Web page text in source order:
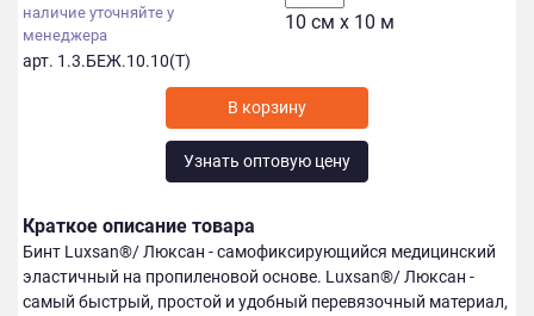
наличие уточняйте у
менеджера
арт. 1.3.БЕЖ.10.10(Т)
10 см х 10 м
Узнать оптовую цену
Краткое описание товара
Бинт Luxsan®/ Люксан - самофиксирующийся медицинский
эластичный на пропиленовой основе. Luxsan®/ Люксан -
самый быстрый, простой и удобный перевязочный материал,